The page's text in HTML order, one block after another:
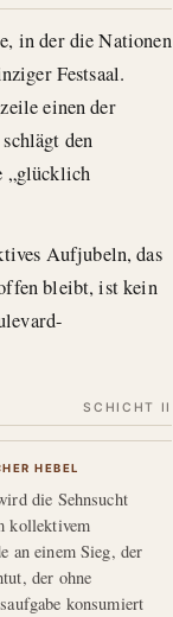
in der die Nationen
Festsaal.
einen der
den
„glücklich
Aufjubeln, das
bleibt, ist kein
SCHICHT II
HEBEL
die Sehnsucht
kollektivem
an einem Sieg, der
der ohne
konsumiert